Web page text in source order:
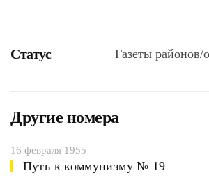
Статус Газеты районов/
Другие номера
16 февраля 1955
Путь к коммунизму № 19